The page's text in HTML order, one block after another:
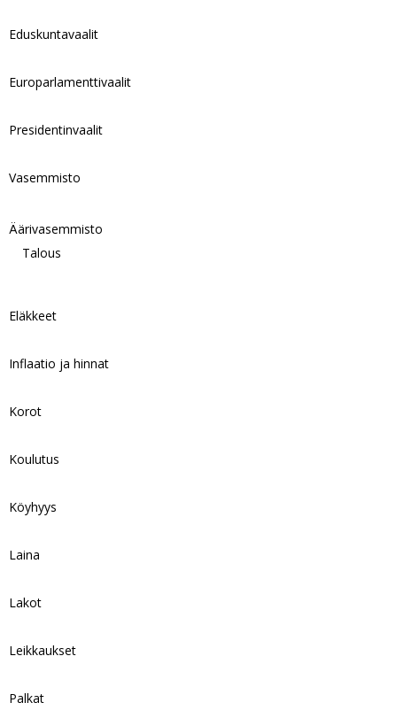
Eduskuntavaalit
Europarlamenttivaalit
Presidentinvaalit
Vasemmisto
Äärivasemmisto
Talous
Eläkkeet
Inflaatio ja hinnat
Korot
Koulutus
Köyhyys
Laina
Lakot
Leikkaukset
Palkat